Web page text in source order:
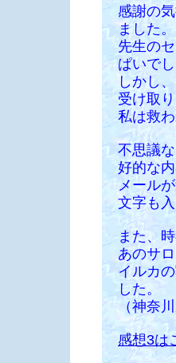
感謝の
ました。
先生の
ぱいで
しかし
受け取
私は救
不思議
好的な
メール
文字も
また、
あのサ
イルカ
した。
（神奈
感想3は